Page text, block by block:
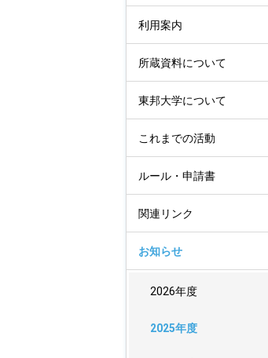
利用案内
所蔵資料について
東邦大学について
これまでの活動
ルール・申請書
関連リンク
お知らせ
2026年度
2025年度